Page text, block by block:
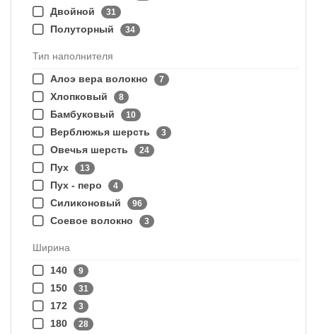
Двойной 31
Полуторный 34
Тип наполнителя
Алоэ вера волокно
7
Хлопковый 8
Бамбуковый 10
Верблюжья шерсть 3
Овечья шерсть 24
Пух 13
Пух - перо 4
Силиконовый 96
Соевое волокно 3
Ширина
140
9
150 31
172 3
180 28